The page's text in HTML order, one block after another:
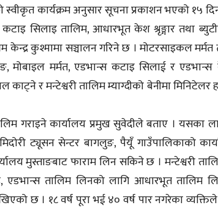
कार्यक्रम अनुसार सूचना प्रकाशन भएको १५ दिन
सिलाइ तालिम, आधारभूत केश श्रृङ्गार तथा
कुश्मामा सञ्चालन गरिने छ । मोटरसाइकल मर्मत
मोबाइल मर्मत, एडभान्स कटाइ सिलाई र एडभान्स
र मन्टेश्वरी तालिम म्याग्दीको बेनीमा मिनिटेलर
गराइने कार्यालय प्रमुख सुवेदीले बताए । यसका
ट्यूसन सेन्टर बागलुङ, पैयूँ गाउँपालिकाको
मुस्ताङबाट फाराम लिन सकिने छ । मन्टेश्वरी
एडभान्स तालिम लिनको लागि आधारभूत तालिम
छ । १८ वर्ष पूरा भई ४० वर्ष पार नगरेका